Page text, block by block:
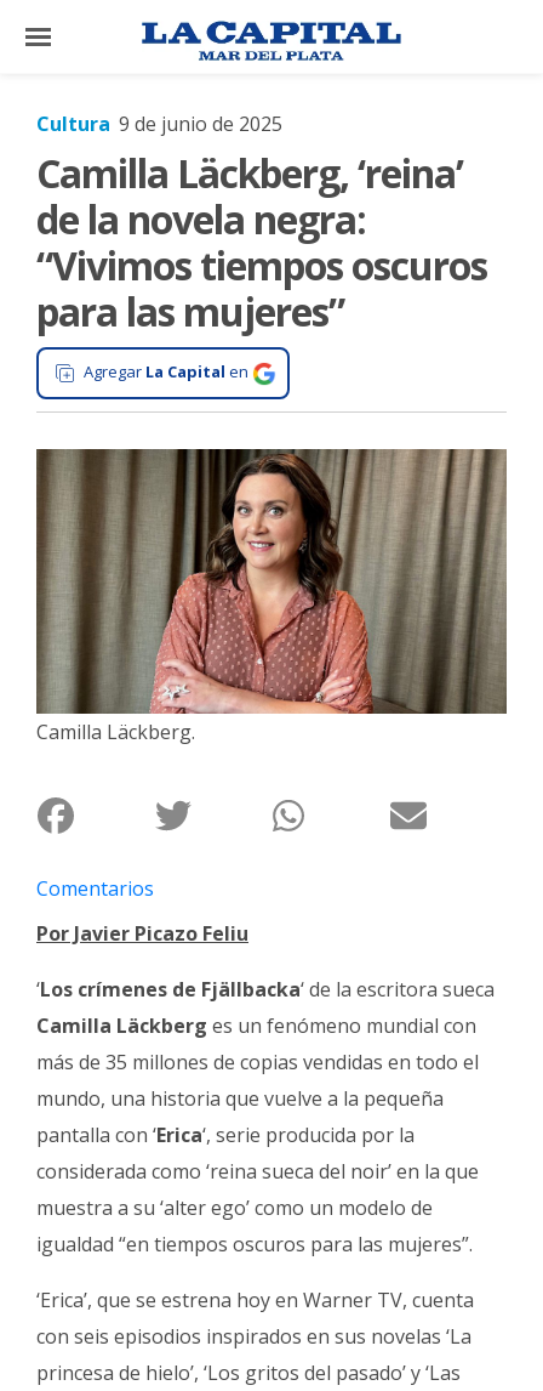
×
El
País
El
Mundo
La
Zona
Cultura
Gastronomía
Deportes
Espectáculos
de
Clasificados
Fúnebres
Cultura 9 de junio de 2025
Camilla Läckberg, ‘reina’
de la novela negra:
“Vivimos tiempos oscuros
para las mujeres”
Agregar La Capital en
Camilla Läckberg.
Comentarios
Por Javier Picazo Feliu
‘Los crímenes de Fjällbacka‘ de la escritora sueca
Camilla Läckberg es un fenómeno mundial con
más de 35 millones de copias vendidas en todo el
mundo, una historia que vuelve a la pequeña
pantalla con ‘Erica‘, serie producida por la
considerada como ‘reina sueca del noir’ en la que
muestra a su ‘alter ego’ como un modelo de
igualdad “en tiempos oscuros para las mujeres”.
‘Erica’, que se estrena hoy en Warner TV, cuenta
con seis episodios inspirados en sus novelas ‘La
princesa de hielo’, ‘Los gritos del pasado’ y ‘Las